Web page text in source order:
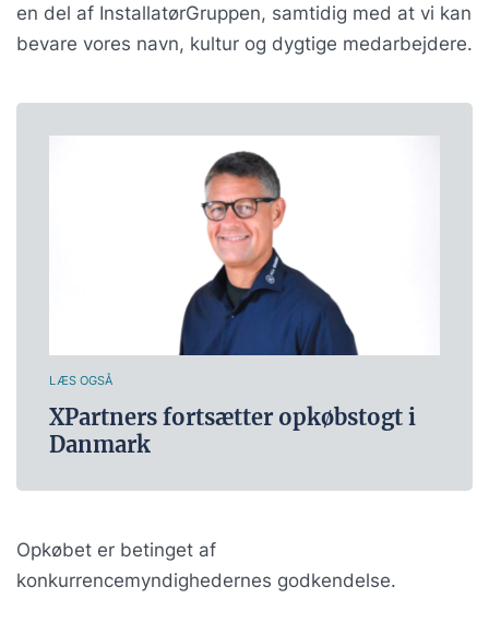
en del af InstallatørGruppen, samtidig med at vi kan
bevare vores navn, kultur og dygtige medarbejdere.
LÆS OGSÅ
XPartners fortsætter opkøbstogt i
Danmark
Opkøbet er betinget af
konkurrencemyndighedernes godkendelse.